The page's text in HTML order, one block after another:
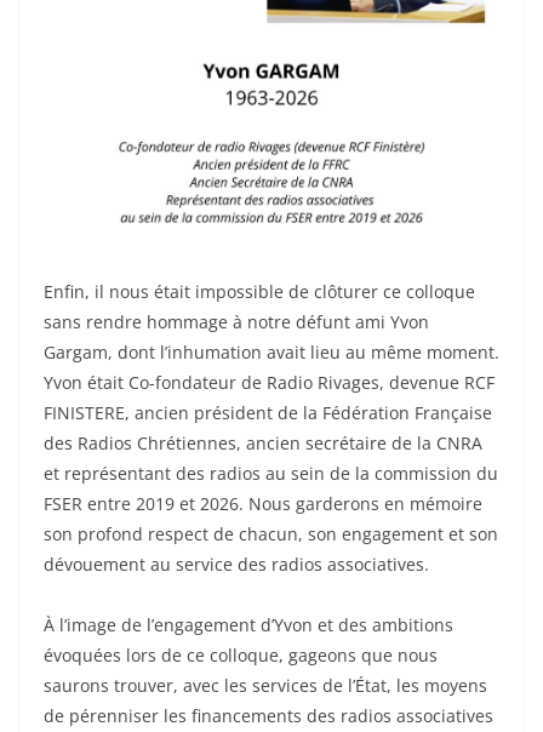
Enfin, il nous était impossible de clôturer ce colloque
sans rendre hommage à notre défunt ami Yvon
Gargam, dont l’inhumation avait lieu au même moment.
Yvon était Co-fondateur de Radio Rivages, devenue RCF
FINISTERE, ancien président de la Fédération Française
des Radios Chrétiennes, ancien secrétaire de la CNRA
et représentant des radios au sein de la commission du
FSER entre 2019 et 2026. Nous garderons en mémoire
son profond respect de chacun, son engagement et son
dévouement au service des radios associatives.
À l’image de l’engagement d’Yvon et des ambitions
évoquées lors de ce colloque, gageons que nous
saurons trouver, avec les services de l’État, les moyens
de pérenniser les financements des radios associatives